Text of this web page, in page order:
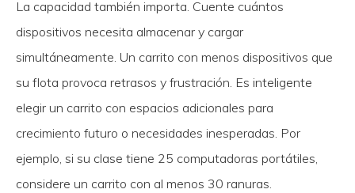
La capacidad también importa. Cuente cuántos
dispositivos necesita almacenar y cargar
simultáneamente. Un carrito con menos dispositivos que
su flota provoca retrasos y frustración. Es inteligente
elegir un carrito con espacios adicionales para
crecimiento futuro o necesidades inesperadas. Por
ejemplo, si su clase tiene 25 computadoras portátiles,
considere un carrito con al menos 30 ranuras.